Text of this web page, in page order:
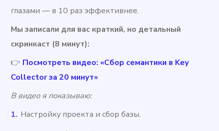
глазами — в 10 раз эффективнее.
Мы записали для вас краткий, но детальный
скринкаст (8 минут):
👉 Посмотреть видео: «Сбор семантики в Key
Collector за 20 минут»
В видео я показываю:
Настройку проекта и сбор базы.